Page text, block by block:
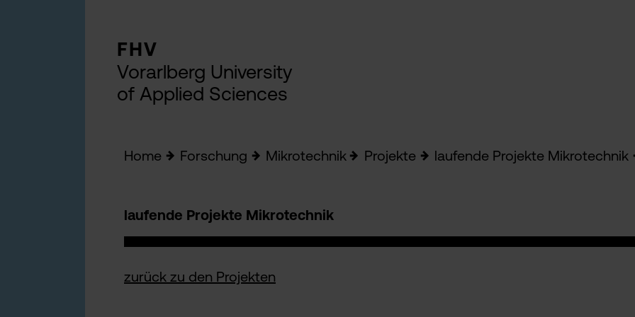
FHV
Vorarlberg University
of Applied Sciences
Home Forschung Mikrotechnik Projekte laufende Projekte Mikrotechnik
laufende Projekte Mikrotechnik
zurück zu den Projekten